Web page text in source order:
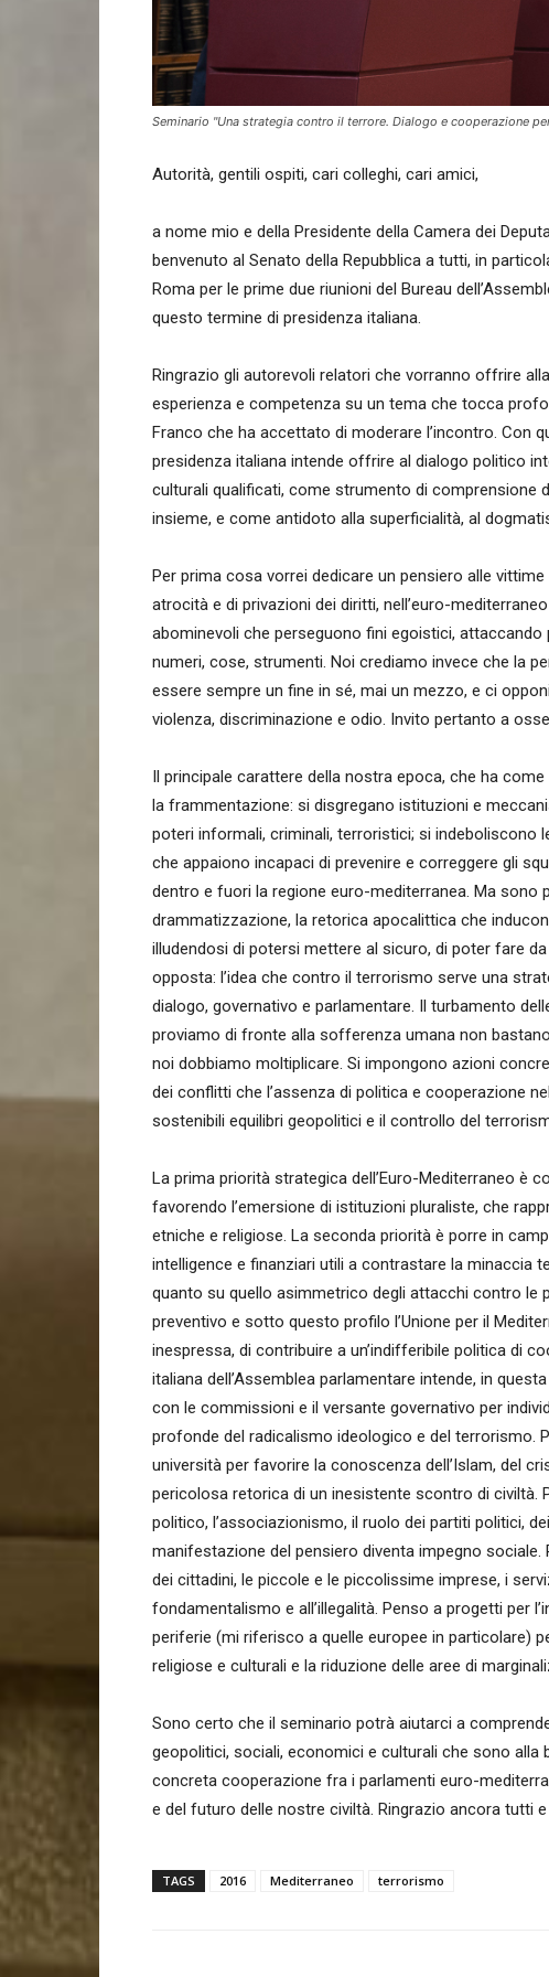
Seminario "Una strategia contro il terrore. Dialogo e cooperazione
Autorità, gentili ospiti, cari colleghi, cari amici,
a nome mio e della Presidente della Camera dei
benvenuto al Senato della Repubblica a tutti, in
Roma per le prime due riunioni del Bureau
questo termine di presidenza italiana.
Ringrazio gli autorevoli relatori che vorranno offrire
esperienza e competenza su un tema che tocca
Franco che ha accettato di moderare l’incontro. Con
presidenza italiana intende offrire al dialogo politico
culturali qualificati, come strumento di
insieme, e come antidoto alla superficialità, al
Per prima cosa vorrei dedicare un pensiero alle
atrocità e di privazioni dei diritti, nell’euro-
abominevoli che perseguono fini egoistici,
numeri, cose, strumenti. Noi crediamo invece che la
essere sempre un fine in sé, mai un mezzo, e ci
violenza, discriminazione e odio. Invito pertanto a
Il principale carattere della nostra epoca, che ha
la frammentazione: si disgregano istituzioni e
poteri informali, criminali, terroristici; si indeboliscono
che appaiono incapaci di prevenire e correggere gli
dentro e fuori la regione euro-mediterranea. Ma sono
drammatizzazione, la retorica apocalittica che
illudendosi di potersi mettere al sicuro, di poter fare
opposta: l’idea che contro il terrorismo serve una
dialogo, governativo e parlamentare. Il turbamento
proviamo di fronte alla sofferenza umana non
noi dobbiamo moltiplicare. Si impongono azioni
dei conflitti che l’assenza di politica e cooperazione
sostenibili equilibri geopolitici e il controllo del
La prima priorità strategica dell’Euro-Mediterraneo è
favorendo l’emersione di istituzioni pluraliste, che
etniche e religiose. La seconda priorità è porre in
intelligence e finanziari utili a contrastare la minaccia
quanto su quello asimmetrico degli attacchi contro le
preventivo e sotto questo profilo l’Unione per il
inespressa, di contribuire a un’indifferibile politica di
italiana dell’Assemblea parlamentare intende, in
con le commissioni e il versante governativo per
profonde del radicalismo ideologico e del terrorismo.
università per favorire la conoscenza dell’Islam, del
pericolosa retorica di un inesistente scontro di civiltà.
politico, l’associazionismo, il ruolo dei partiti politici,
manifestazione del pensiero diventa impegno
dei cittadini, le piccole e le piccolissime imprese, i
fondamentalismo e all’illegalità. Penso a progetti per
periferie (mi riferisco a quelle europee in particolare)
religiose e culturali e la riduzione delle aree di
Sono certo che il seminario potrà aiutarci a
geopolitici, sociali, economici e culturali che sono alla
concreta cooperazione fra i parlamenti euro-
e del futuro delle nostre civiltà. Ringrazio ancora tutti
TAGS 2016 Mediterraneo terrorismo